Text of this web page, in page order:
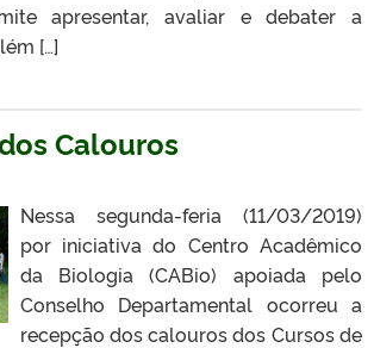
apresentar, avaliar e debater a
[…]
Calouros
Nessa segunda-feria (11/03/2019)
por iniciativa do Centro Acadêmico
da Biologia (CABio) apoiada pelo
Conselho Departamental ocorreu a
recepção dos calouros dos Cursos de